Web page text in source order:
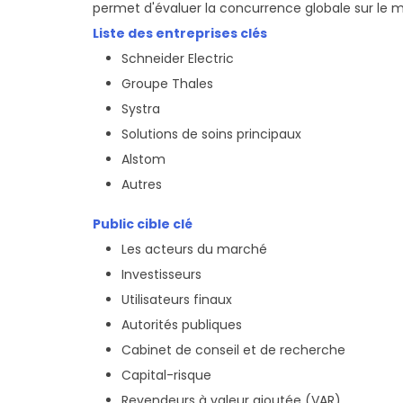
permet d'évaluer la concurrence globale sur le
Liste des entreprises clés
Schneider Electric
Groupe Thales
Systra
Solutions de soins principaux
Alstom
Autres
Public cible clé
Les acteurs du marché
Investisseurs
Utilisateurs finaux
Autorités publiques
Cabinet de conseil et de recherche
Capital-risque